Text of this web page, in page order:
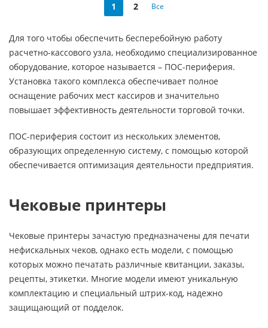
1 2 Все
Для того чтобы обеспечить бесперебойную работу
расчетно-кассового узла, необходимо специализированное
оборудование, которое называется – ПОС-периферия.
Установка такого комплекса обеспечивает полное
оснащение рабочих мест кассиров и значительно
повышает эффективность деятельности торговой точки.
ПОС-периферия состоит из нескольких элементов,
образующих определенную систему, с помощью которой
обеспечивается оптимизация деятельности предприятия.
Чековые принтеры
Чековые принтеры зачастую предназначены для печати
нефискальных чеков, однако есть модели, с помощью
которых можно печатать различные квитанции, заказы,
рецепты, этикетки. Многие модели имеют уникальную
комплектацию и специальный штрих-код, надежно
защищающий от подделок.